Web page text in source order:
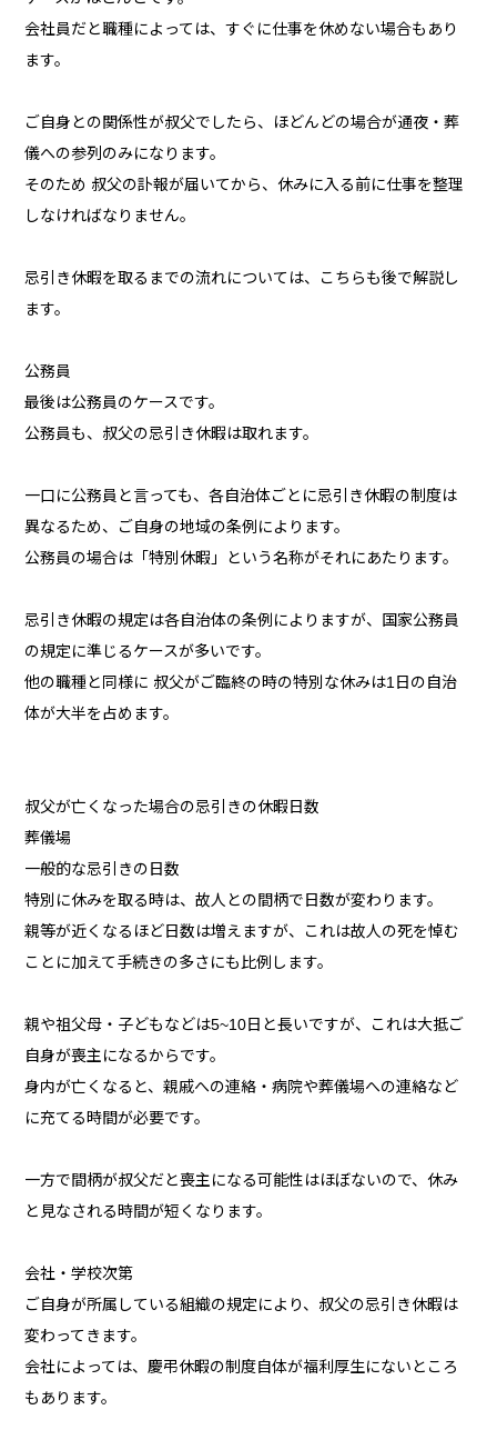
会社員だと職種によっては、すぐに仕事を休めない場合もあり
ます。
ご自身との関係性が叔父でしたら、ほどんどの場合が通夜・葬
儀への参列のみになります。
そのため 叔父の訃報が届いてから、休みに入る前に仕事を整理
しなければなりません。
忌引き休暇を取るまでの流れについては、こちらも後で解説し
ます。
公務員
最後は公務員のケースです。
公務員も、叔父の忌引き休暇は取れます。
一口に公務員と言っても、各自治体ごとに忌引き休暇の制度は
異なるため、ご自身の地域の条例によります。
公務員の場合は「特別休暇」という名称がそれにあたります。
忌引き休暇の規定は各自治体の条例によりますが、国家公務員
の規定に準じるケースが多いです。
他の職種と同様に 叔父がご臨終の時の特別な休みは1日の自治
体が大半を占めます。
叔父が亡くなった場合の忌引きの休暇日数
葬儀場
一般的な忌引きの日数
特別に休みを取る時は、故人との間柄で日数が変わります。
親等が近くなるほど日数は増えますが、これは故人の死を悼む
ことに加えて手続きの多さにも比例します。
親や祖父母・子どもなどは5~10日と長いですが、これは大抵ご
自身が喪主になるからです。
身内が亡くなると、親戚への連絡・病院や葬儀場への連絡など
に充てる時間が必要です。
一方で間柄が叔父だと喪主になる可能性はほぼないので、休み
と見なされる時間が短くなります。
会社・学校次第
ご自身が所属している組織の規定により、叔父の忌引き休暇は
変わってきます。
会社によっては、慶弔休暇の制度自体が福利厚生にないところ
もあります。